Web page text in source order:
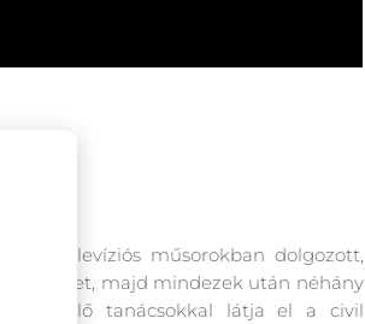
televíziós műsorokban dolgozott,
majd mindezek után néhány
tanácsokkal látja el a civil